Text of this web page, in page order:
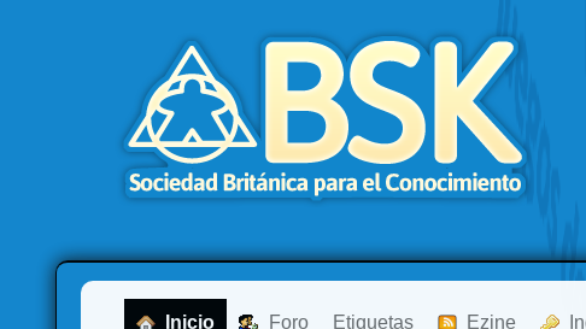
Inicio Foro Etiquetas Ezine